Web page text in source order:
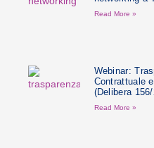
Read More »
Webinar:
Contrattuale
(Delibera
Read More »